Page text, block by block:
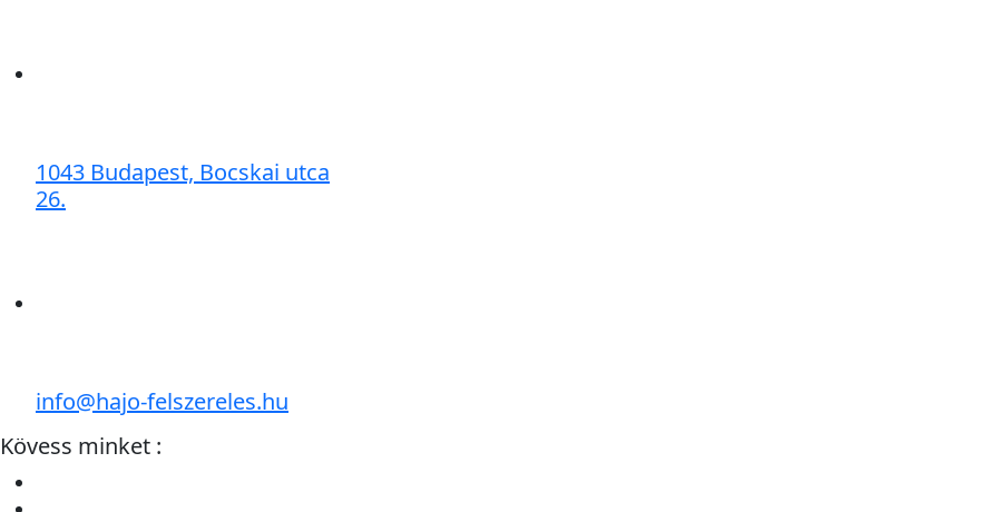
1043 Budapest, Bocskai utca
26.
info@hajo-felszereles.hu
Kövess minket :